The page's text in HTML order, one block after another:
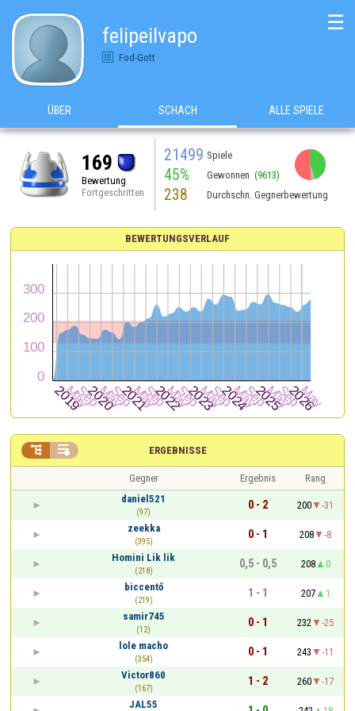
felipeilvapo
Fod-Gott
☰
ÜBER SCHACH ALLE SPIELE
169
Bewertung
Fortgeschritten
21499 Spiele
45% Gewonnen (9613)
238 Durchschn. Gegnerbewertung
BEWERTUNGSVERLAUF
ERGEBNISSE
 
Gegner Ergebnis
Rang
daniel521
(97)
0 - 2 200
-31
zeekka
(395)
0 - 1 208
-8
Homini Lik lik
(218)
0,5 - 0,5 208
0
biccentő
(219)
1 - 1 207
1
samir745
(12)
0 - 1 232
-25
lole macho
(354)
0 - 1 243
-11
Victor860
(167)
1 - 2 260
-17
JAL55